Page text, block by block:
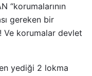
“korumalarının
gereken bir
Ve korumalar devlet
yediği 2 lokma